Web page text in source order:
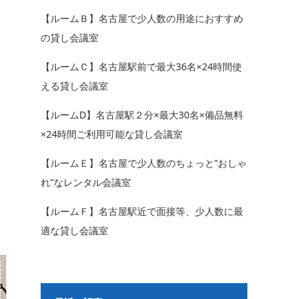
【ルームＢ】名古屋で少人数の用途におすすめ
の貸し会議室
【ルームＣ】名古屋駅前で最大36名×24時間使
える貸し会議室
【ルームD】名古屋駅２分×最大30名×備品無料
×24時間ご利用可能な貸し会議室
【ルームＥ】名古屋で少人数のちょっと”おしゃ
れ”なレンタル会議室
【ルームＦ】名古屋駅近で面接等、少人数に最
適な貸し会議室